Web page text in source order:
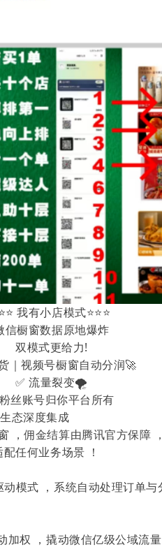
我有小店模式⭐⭐⭐
信橱窗数据原地爆炸
双模式更给力!
｜视频号橱窗自动分润🚀
✅ 流量裂变🌪
丝账号归你平台所有
态深度集成
，佣金结算由腾讯官方保障
任何业务场景 ！
模式 ，系统自动处理订单
加权 ，撬动微信亿级公域流